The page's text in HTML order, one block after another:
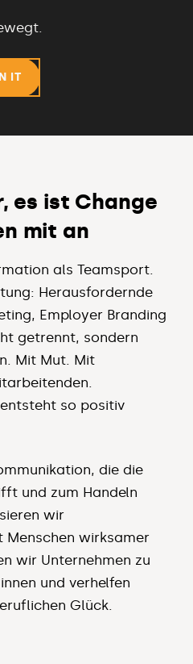
IT
es ist Change
mit an
als Teamsport.
Herausfordernde
Employer Branding
getrennt, sondern
Mit Mut. Mit
so positiv
die die
und zum Handeln
wir
wirksamer
wir Unternehmen zu
und verhelfen
Glück.